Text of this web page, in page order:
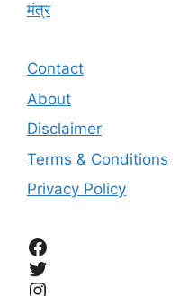
मंत्र
Contact
About
Disclaimer
Terms & Conditions
Privacy Policy
Facebook
Twitter
Instagram